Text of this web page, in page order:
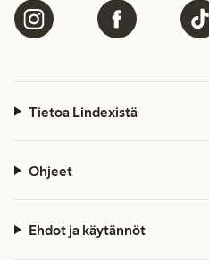
Tietoa Lindexistä
Ohjeet
Ehdot ja käytännöt